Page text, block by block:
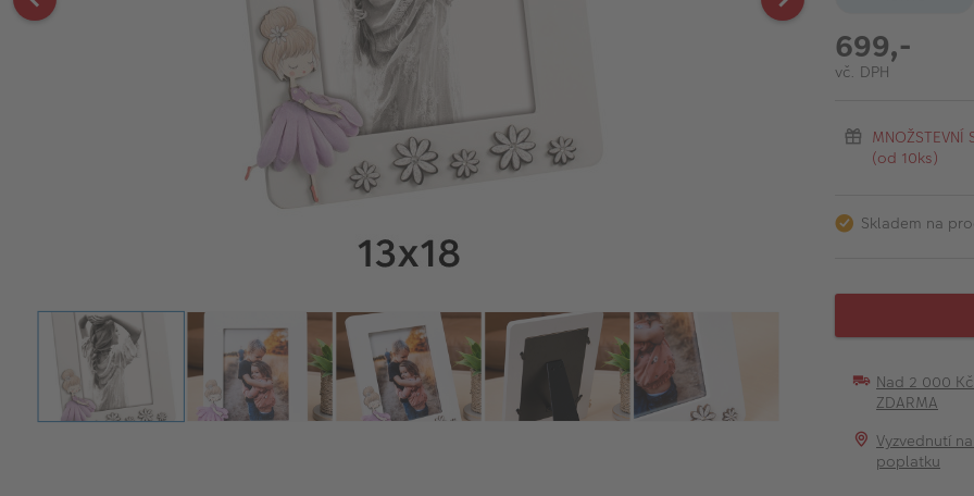
699,-
vč. DPH
(od 10ks)
Skladem na
Nad 2 000 Kč
ZDARMA
Vyzvednutí
poplatku